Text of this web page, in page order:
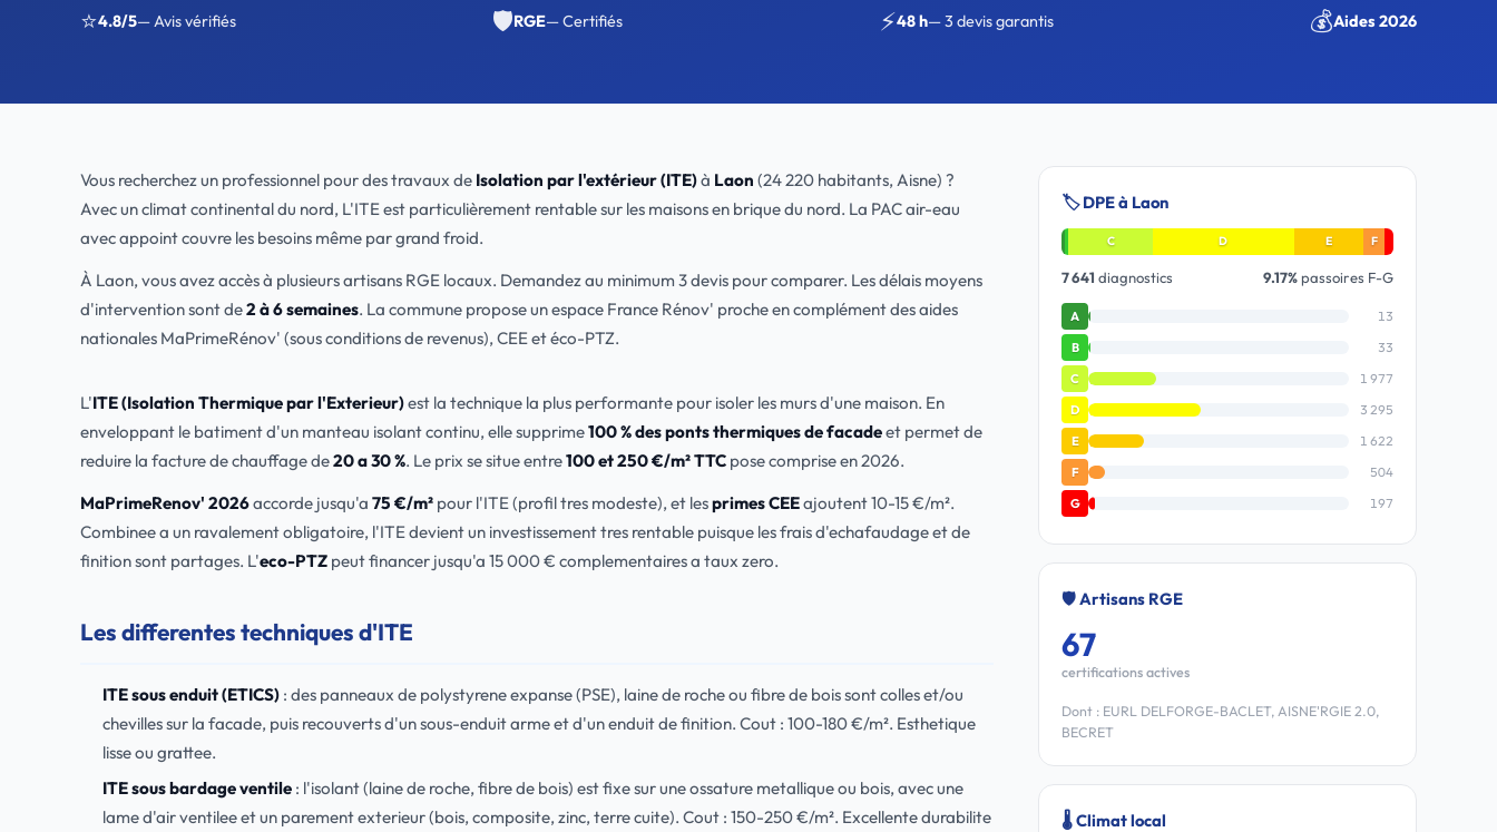
⭐4.8/5— Avis vérifiés 🛡️RGE— Certifiés ⚡48 h— 3 devis garantis 💰Aides 2026
Vous recherchez un professionnel pour des travaux de Isolation par l'extérieur (ITE)à Laon (24 220 habitants, Aisne) ?
Avec un climat continental du nord, L'ITE est particulièrement rentable sur les maisons en brique du nord. La PAC air-eau
avec appoint couvre les besoins même par grand froid.
À Laon, vous avez accès à plusieurs artisans RGE locaux. Demandez au minimum 3 devis pour comparer. Les délais moyens
d'intervention sont de2 à 6 semaines. La commune propose un espace France Rénov' proche en complément des aides
nationales MaPrimeRénov' (sous conditions de revenus), CEE et éco-PTZ.
L'ITE (Isolation Thermique par l'Exterieur)est la technique la plus performante pour isoler les murs d'une maison. En
enveloppant le batiment d'un manteau isolant continu, elle supprime100 % des ponts thermiques de facadeet permet de
reduire la facture de chauffage de20 a 30 %. Le prix se situe entre100 et 250 €/m² TTC pose comprise en 2026.
MaPrimeRenov' 2026accorde jusqu'a 75 €/m² pour l'ITE (profil tres modeste), et lesprimes CEEajoutent 10-15 €/m².
Combinee a un ravalement obligatoire, l'ITE devient un investissement tres rentable puisque les frais d'echafaudage et de
finition sont partages. L'eco-PTZ peut financer jusqu'a 15 000 € complementaires a taux zero.
Les differentes techniques d'ITE
ITE sous enduit (ETICS): des panneaux de polystyrene expanse (PSE), laine de roche ou fibre de bois sont colles et/ou
chevilles sur la facade, puis recouverts d'un sous-enduit arme et d'un enduit de finition. Cout : 100-180 €/m². Esthetique
lisse ou grattee.
ITE sous bardage ventile: l'isolant (laine de roche, fibre de bois) est fixe sur une ossature metallique ou bois, avec une
lame d'air ventilee et un parement exterieur (bois, composite, zinc, terre cuite). Cout : 150-250 €/m². Excellente durabilite
🏷️ DPE à Laon
C D E F
7 641 diagnostics 9.17%passoires F-G
A 13
B 33
C 1 977
D 3 295
E 1 622
F 504
G 197
🛡️ Artisans RGE
67
certifications actives
Dont : EURL DELFORGE-BACLET, AISNE'RGIE 2.0,
BECRET
🌡️ Climat local